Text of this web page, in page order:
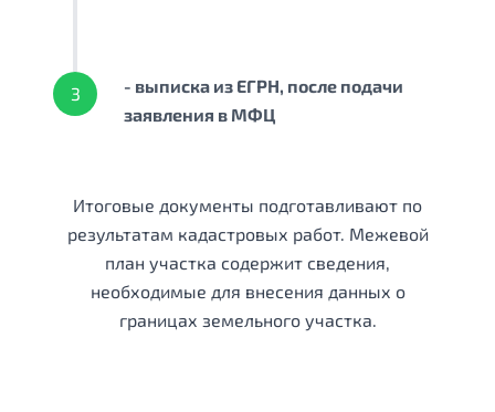
3
- выписка из ЕГРН, после подачи
заявления в МФЦ
Итоговые документы подготавливают по
результатам кадастровых работ. Межевой
план участка содержит сведения,
необходимые для внесения данных о
границах земельного участка.